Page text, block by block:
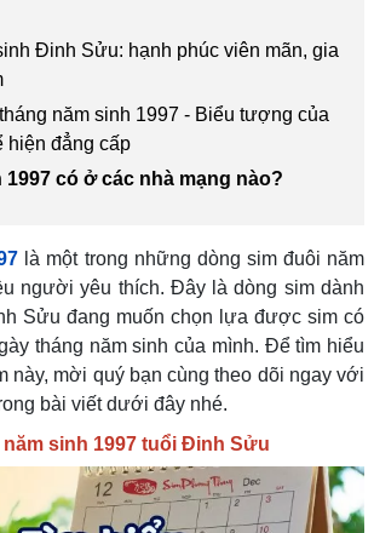
Đinh Sửu: hạnh phúc viên mãn, gia
năm sinh 1997 - Biểu tượng của
hiện đẳng cấp
1997 có ở các nhà mạng nào?
là một trong những dòng sim đuôi năm
người yêu thích. Đây là dòng sim dành
Sửu đang muốn chọn lựa được sim có
tháng năm sinh của mình. Để tìm hiểu
này, mời quý bạn cùng theo dõi ngay với
bài viết dưới đây nhé.
năm sinh 1997 tuổi Đinh Sửu